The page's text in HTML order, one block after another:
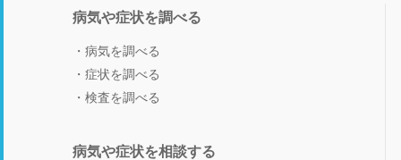
病気や症状を調べる
病気を調べる
症状を調べる
検査を調べる
病気や症状を相談する